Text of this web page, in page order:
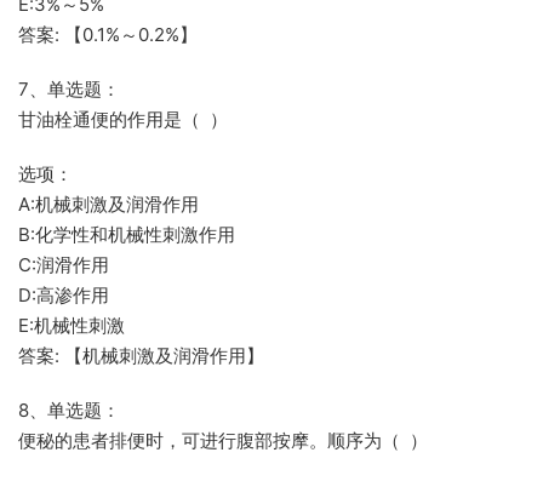
答案: 【0.1%～0.2%】
7、单选题：
甘油栓通便的作用是（ ）
选项：
A:机械刺激及润滑作用
B:化学性和机械性刺激作用
C:润滑作用
D:高渗作用
E:机械性刺激
答案: 【机械刺激及润滑作用】
8、单选题：
便秘的患者排便时，可进行腹部按摩。顺序为（ ）